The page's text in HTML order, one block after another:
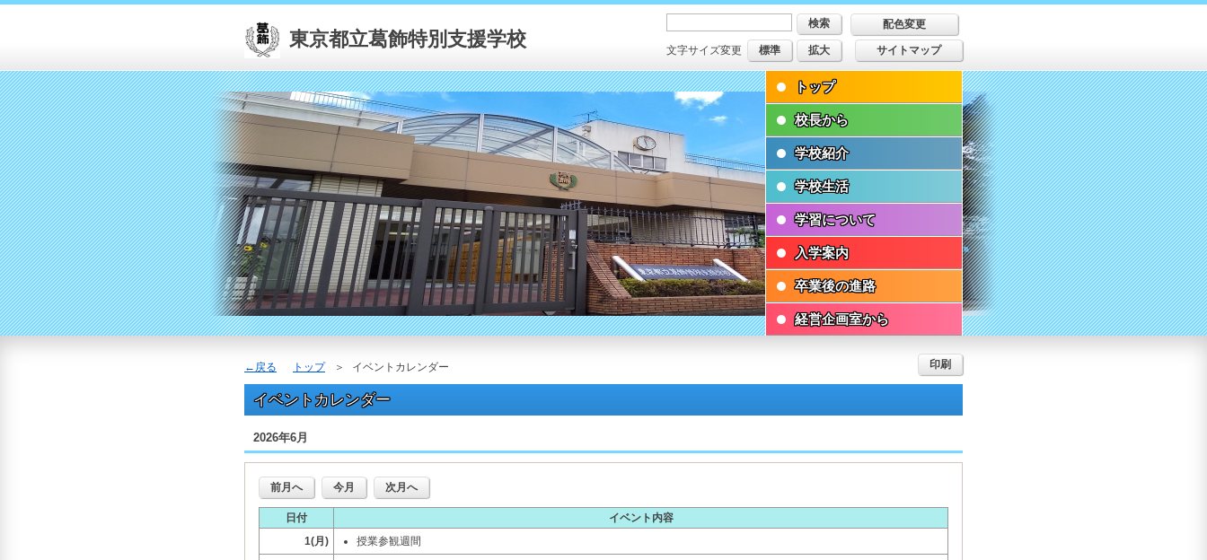
東京都立葛飾特別支援学校
配色変更
文字サイズ変更 標準 拡大 サイトマップ
トップ
校長から
学校紹介
学校生活
学習について
入学案内
卒業後の進路
経営企画室から
戻る トップ イベントカレンダー 印刷
イベントカレンダー
2026年6月
前月へ 今月 次月へ
日付
イベント内容
1(月)
授業参観週間